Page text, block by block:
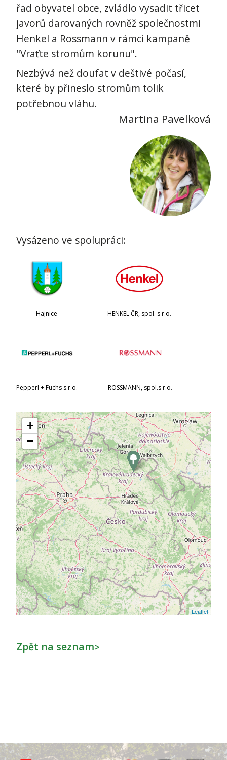
řad obyvatel obce, zvládlo vysadit třicet
javorů darovaných rovněž společnostmi
Henkel a Rossmann v rámci kampaně
"Vraťte stromům korunu".
Nezbývá než doufat v deštivé počasí,
které by přineslo stromům tolik
potřebnou vláhu.
Martina Pavelková
Vysázeno ve spolupráci:
Hajnice HENKEL ČR, spol. s r.o.
Pepperl + Fuchs s.r.o. ROSSMANN, spol.s r.o.
+
−
Leaflet
Zpět na seznam>